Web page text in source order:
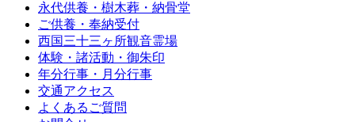
永代供養・樹木葬・納骨堂
ご供養・奉納受付
西国三十三ヶ所観音霊場
体験・諸活動・御朱印
年分行事・月分行事
交通アクセス
よくあるご質問